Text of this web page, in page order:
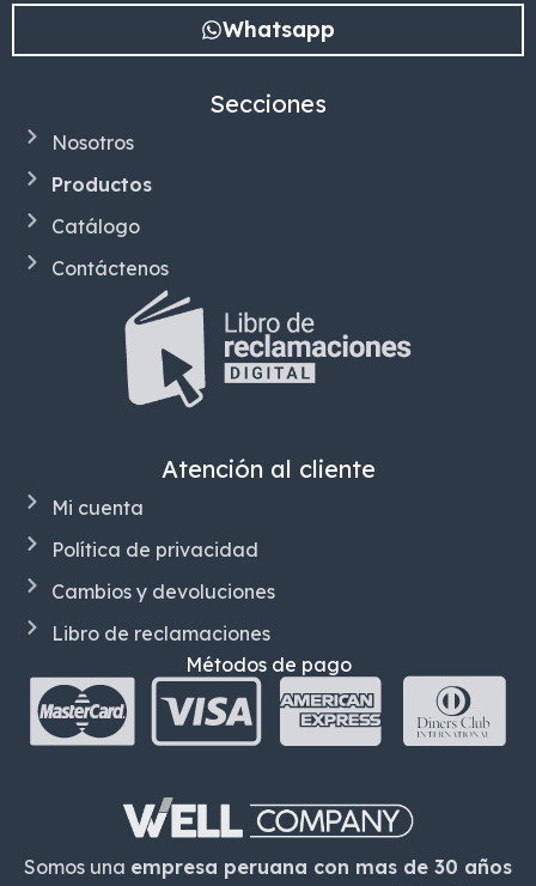
Whatsapp
Secciones
Nosotros
Productos
Catálogo
Contáctenos
Atención al cliente
Mi cuenta
Política de privacidad
Cambios y devoluciones
Libro de reclamaciones
Métodos de pago
Somos una empresa peruana con mas de 30 años